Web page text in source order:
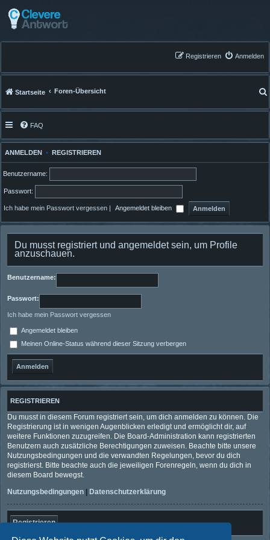
Anmelden
Registrieren
Startseite Foren-Übersicht
FAQ
ANMELDEN • REGISTRIEREN
Benutzername:
Passwort:
Ich habe mein Passwort vergessen | Angemeldet bleiben
Du musst registriert und angemeldet sein, um Profile
anzuschauen.
Benutzername:
Passwort:
Ich habe mein Passwort vergessen
Angemeldet bleiben
Meinen Online-Status während dieser Sitzung verbergen
REGISTRIEREN
Du musst in diesem Forum registriert sein, um dich anmelden zu können. Die
Registrierung ist in wenigen Augenblicken erledigt und ermöglicht dir, auf
weitere Funktionen zuzugreifen. Die Board-Administration kann registrierten
Benutzern auch zusätzliche Berechtigungen zuweisen. Beachte bitte unsere
Nutzungsbedingungen und die verwandten Regelungen, bevor du dich
registrierst. Bitte beachte auch die jeweiligen Forenregeln, wenn du dich in
diesem Board bewegst.
Nutzungsbedingungen
Datenschutzerklärung
Registrieren